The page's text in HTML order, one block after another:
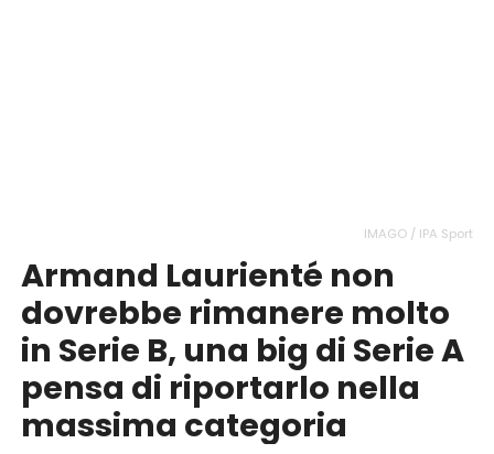
IMAGO / IPA Sport
Armand Laurienté non
dovrebbe rimanere molto
in Serie B, una big di Serie A
pensa di riportarlo nella
massima categoria